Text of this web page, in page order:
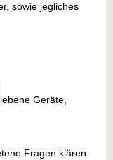
sowie jegliches
Geräte,
Fragen klären